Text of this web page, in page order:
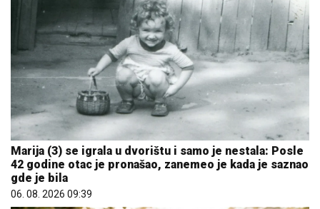
Marija (3) se igrala u dvorištu i samo je nestala: Posle
42 godine otac je pronašao, zanemeo je kada je saznao
gde je bila
06. 08. 2026 09:39